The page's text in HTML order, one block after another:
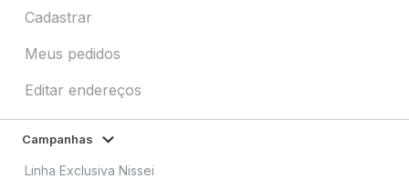
Cadastrar
Meus pedidos
Editar endereços
Campanhas
Linha Exclusiva Nissei